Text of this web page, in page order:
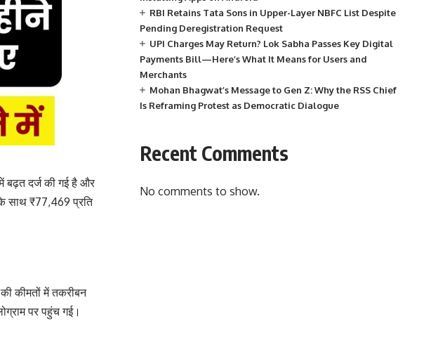
बढ़त दर्ज की गई है और
साथ ₹77,469 प्रति
कीमतों में तकरीबन
पर पहुंच गई।
RBI Retains Tata Sons in Upper-Layer NBFC List Despite
Pending Deregistration Request
UPI Charges May Return? Lok Sabha Passes Key Digital
Payments Bill—Here’s What It Means for Users and
Merchants
Mohan Bhagwat’s Message to Gen Z: Why the RSS Chief
Is Reframing Protest as Democratic Dialogue
Recent Comments
No comments to show.